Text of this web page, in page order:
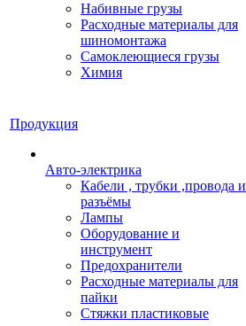
Набивные грузы
Расходные материалы для
шиномонтажа
Самоклеющиеся грузы
Химия
Продукция
Авто-электрика
Кабели , трубки ,провода и
разъёмы
Лампы
Оборудование и
инструмент
Предохранители
Расходные материалы для
пайки
Стяжки пластиковые